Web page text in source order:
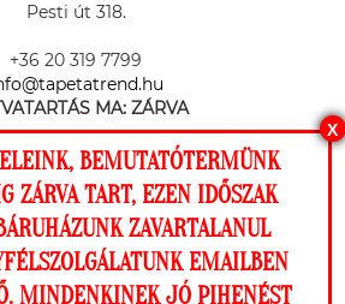
kat használ, hogy a
nyújtsa honlapunkon.
Pesti út 318.
+36 20 319 7799
MA: ZÁRVA
Payment Zrt. biztosítja, MNB engedély
H-EN-I-1064/2013
X
BEMUTATÓTERMÜNK
ZÁRVA TART, EZEN IDŐSZAK
ZAVARTALANUL
EMAILBEN
MINDENKINEK JÓ PIHENÉST